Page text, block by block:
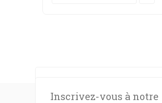
Inscrivez-vous à notre